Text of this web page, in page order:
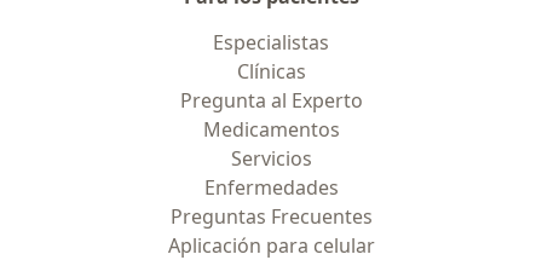
Especialistas
Clínicas
Pregunta al Experto
Medicamentos
Servicios
Enfermedades
Preguntas Frecuentes
Aplicación para celular